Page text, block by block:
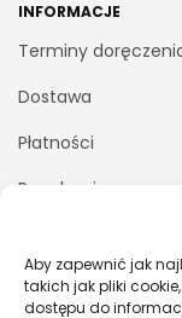
Aby zapewnić jak
takich jak pliki
dostępu do
INFORMACJE
Terminy
Dostawa
Płatności
Regulamin
Kontakt z nami